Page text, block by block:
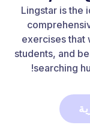
Lingstar is the
exercises that
students, and
searching